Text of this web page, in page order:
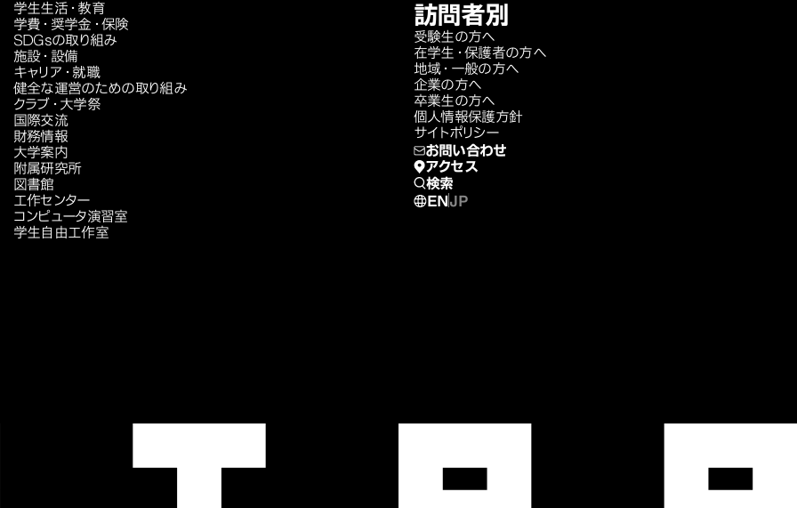
学生生活・教育
学費・奨学金・保険
SDGsの取り組み
施設・設備
キャリア・就職
健全な運営のための取り組み
クラブ・大学祭
国際交流
財務情報
大学案内
附属研究所
図書館
工作センター
コンピュータ演習室
学生自由工作室
訪問者別
受験生の方へ
在学生・保護者の方へ
地域・一般の方へ
企業の方へ
卒業生の方へ
個人情報保護方針
サイトポリシー
お問い合わせ
アクセス
検索
EN JP